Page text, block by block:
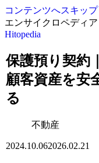
コンテンツへスキップ
エンサイクロペディ
Hitopedia
保護預り契約
顧客資産を安
る
不動産
2024.10.062026.02.21